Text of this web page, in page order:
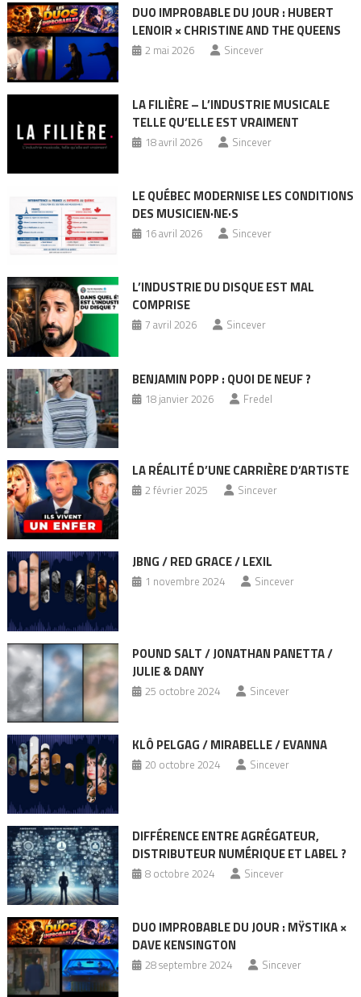
DUO IMPROBABLE DU JOUR : HUBERT
LENOIR × CHRISTINE AND THE QUEENS
2 mai 2026 Sincever
LA FILIÈRE – L’INDUSTRIE MUSICALE
TELLE QU’ELLE EST VRAIMENT
18 avril 2026 Sincever
LE QUÉBEC MODERNISE LES CONDITIONS
DES MUSICIEN·NE·S
16 avril 2026 Sincever
L’INDUSTRIE DU DISQUE EST MAL
COMPRISE
7 avril 2026 Sincever
BENJAMIN POPP : QUOI DE NEUF ?
18 janvier 2026 Fredel
LA RÉALITÉ D’UNE CARRIÈRE D’ARTISTE
2 février 2025 Sincever
JBNG / RED GRACE / LEXIL
1 novembre 2024 Sincever
POUND SALT / JONATHAN PANETTA /
JULIE & DANY
25 octobre 2024 Sincever
KLÔ PELGAG / MIRABELLE / EVANNA
20 octobre 2024 Sincever
DIFFÉRENCE ENTRE AGRÉGATEUR,
DISTRIBUTEUR NUMÉRIQUE ET LABEL ?
8 octobre 2024 Sincever
DUO IMPROBABLE DU JOUR : MŸSTIKA ×
DAVE KENSINGTON
28 septembre 2024 Sincever